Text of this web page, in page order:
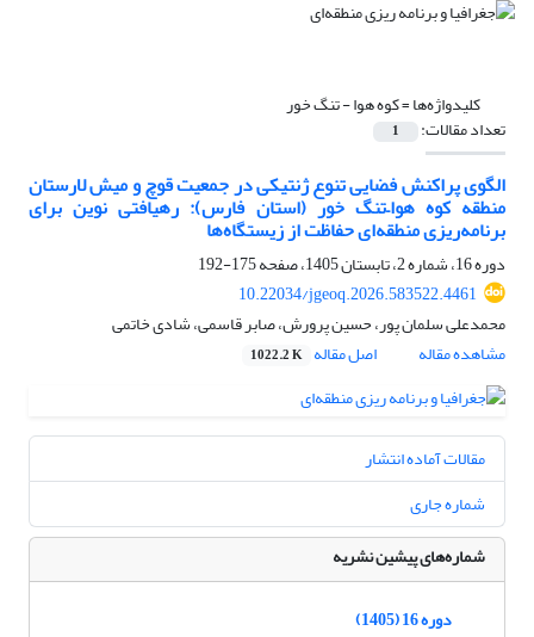
کلیدواژه‌ها =کوه هوا - تنگ خور
تعداد مقالات: 1
الگوی پراکنش فضایی تنوع ژنتیکی در جمعیت قوچ و میش لارستان
منطقه کوه هوا–تنگ خور (استان فارس): رهیافتی نوین برای
برنامه‌ریزی منطقه‌ای حفاظت از زیستگاه‌ها
دوره 16، شماره 2، تابستان 1405، صفحه
175-192
10.22034/jgeoq.2026.583522.4461
محمدعلی سلمان پور، حسین پرورش، صابر قاسمی، شادی خاتمی
مشاهده مقاله
اصل مقاله 1022.2 K
مقالات آماده انتشار
شماره جاری
شماره‌های پیشین نشریه
دوره 16 (1405)